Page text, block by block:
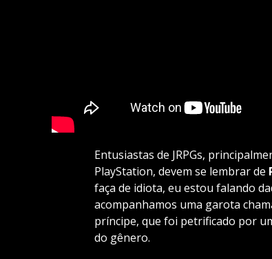
Entusiastas de JRPGs,
PlayStation, devem se lembrar de
faça de idiota, eu estou falando
acompanhamos uma garota
príncipe, que foi petrificado por
do gênero.